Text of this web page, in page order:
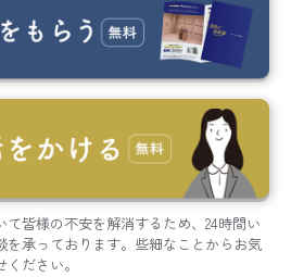
て皆様の不安を解消するため、24時間い
を承っております。些細なことからお気
ださい。